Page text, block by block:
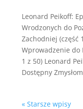
Leonard Peikoff:
Wrodzonych do
Zachodniej (część
Wprowadzenie do
1 z 50) Leonard
Dostępny
« Starsze wpisy